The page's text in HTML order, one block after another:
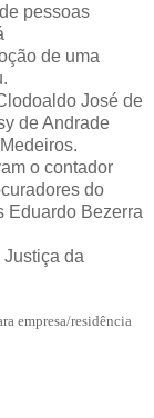
pessoas
de uma
José de
de Andrade
o contador
do
Eduardo Bezerra
da
empresa/residência